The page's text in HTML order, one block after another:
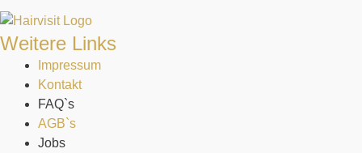
Weitere Links
Impressum
Kontakt
FAQ`s
AGB`s
Jobs